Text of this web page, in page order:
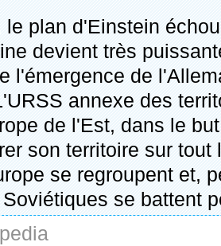
le plan d'Einstein
devient très
l'émergence de
annexe des
de l'Est, dans le
son territoire sur
se regroupent et,
se battent